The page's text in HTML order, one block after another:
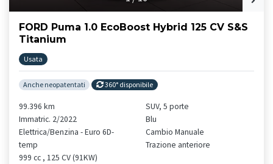
FORD Puma 1.0 EcoBoost Hybrid 125 CV S&S
Titanium
Usata
Anche neopatentati 360° disponibile
99.396 km
Immatric. 2/2022
Elettrica/Benzina - Euro 6D-
temp
999 cc , 125 CV (91KW)
SUV, 5 porte
Blu
Cambio Manuale
Trazione anteriore